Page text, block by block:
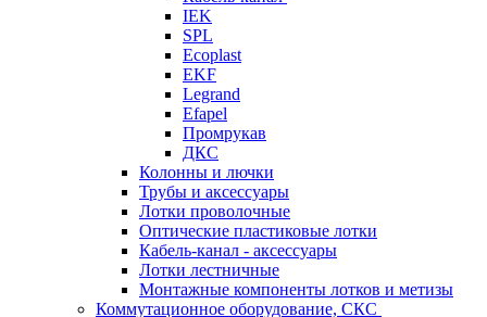
IEK
SPL
Ecoplast
EKF
Legrand
Efapel
Промрукав
ДКС
Колонны и лючки
Трубы и аксессуары
Лотки проволочные
Оптические пластиковые лотки
Кабель-канал - аксессуары
Лотки лестничные
Монтажные компоненты лотков и метизы
Коммутационное оборудование, СКС